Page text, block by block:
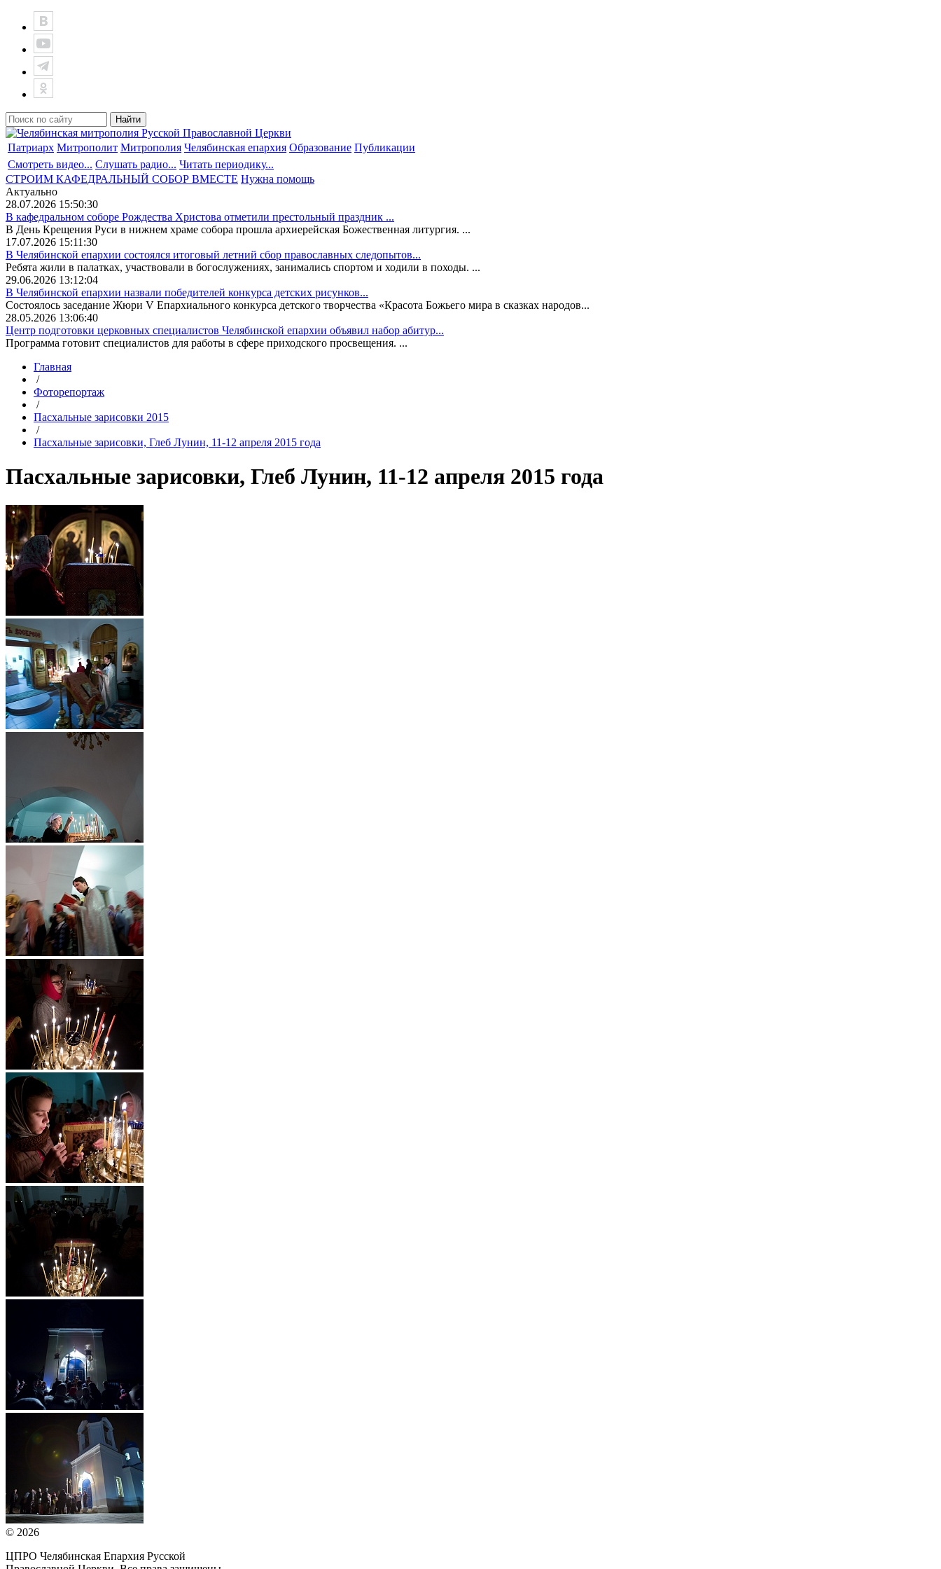
Патриарх Митрополит Митрополия Челябинская епархия Образование Публикации
Смотреть видео... Слушать радио... Читать периодику...
СТРОИМ КАФЕДРАЛЬНЫЙ СОБОР ВМЕСТЕ Нужна помощь
Актуально
28.07.2026 15:50:30
В кафедральном соборе Рождества Христова отметили престольный праздник ...
В День Крещения Руси в нижнем храме собора прошла архиерейская Божественная литургия. ...
17.07.2026 15:11:30
В Челябинской епархии состоялся итоговый летний сбор православных следопытов...
Ребята жили в палатках, участвовали в богослужениях, занимались спортом и ходили в походы. ...
29.06.2026 13:12:04
В Челябинской епархии назвали победителей конкурса детских рисунков...
Состоялось заседание Жюри V Епархиального конкурса детского творчества «Красота Божьего мира в сказках народов...
28.05.2026 13:06:40
Центр подготовки церковных специалистов Челябинской епархии объявил набор абитур...
Программа готовит специалистов для работы в сфере приходского просвещения. ...
Главная
/
Фоторепортаж
/
Пасхальные зарисовки 2015
/
Пасхальные зарисовки, Глеб Лунин, 11-12 апреля 2015 года
Пасхальные зарисовки, Глеб Лунин, 11-12 апреля 2015 года
© 2026
ЦПРО Челябинская Епархия Русской